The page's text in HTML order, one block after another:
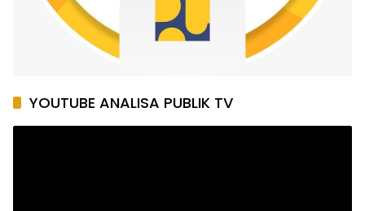
YOUTUBE ANALISA PUBLIK TV